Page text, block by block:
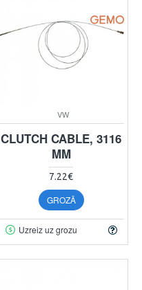
VW
CLUTCH CABLE, 3116
MM
7.22€
GROZĀ
Uzreiz uz grozu